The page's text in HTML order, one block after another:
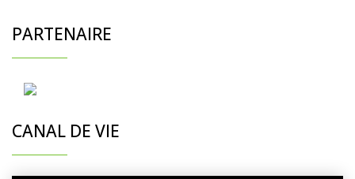
PARTENAIRE
CANAL DE VIE